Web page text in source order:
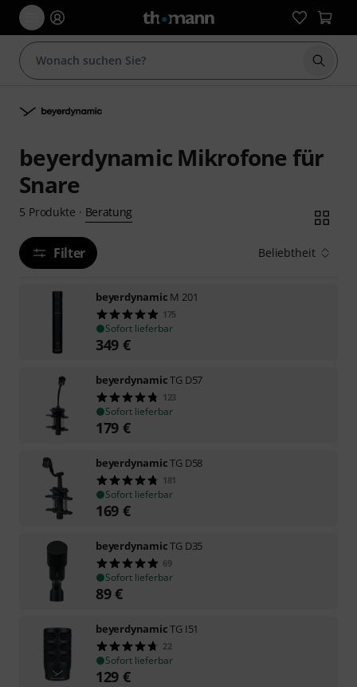
Suche
beyerdynamic Mikrofone für
Snare
5 Produkte · Beratung
Filter Beliebtheit
beyerdynamic M 201
175
Sofort lieferbar
349 €
beyerdynamicTG D57
123
Sofort lieferbar
179 €
beyerdynamicTG D58
181
Sofort lieferbar
169 €
beyerdynamicTG D35
69
Sofort lieferbar
89€
beyerdynamicTG I51
22
Sofort lieferbar
129 €